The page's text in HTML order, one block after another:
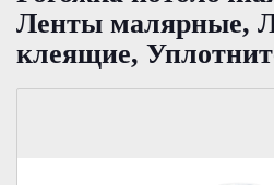
Ленты малярные,
клеящие,